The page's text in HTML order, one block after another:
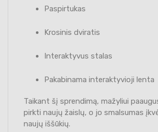
Paspirtukas
Krosinis dviratis
Interaktyvus stalas
Pakabinama interaktyvioji lenta
Taikant šį sprendimą, mažyliui
pirkti naujų žaislų, o jo smalsumas
naujų iššūkių.